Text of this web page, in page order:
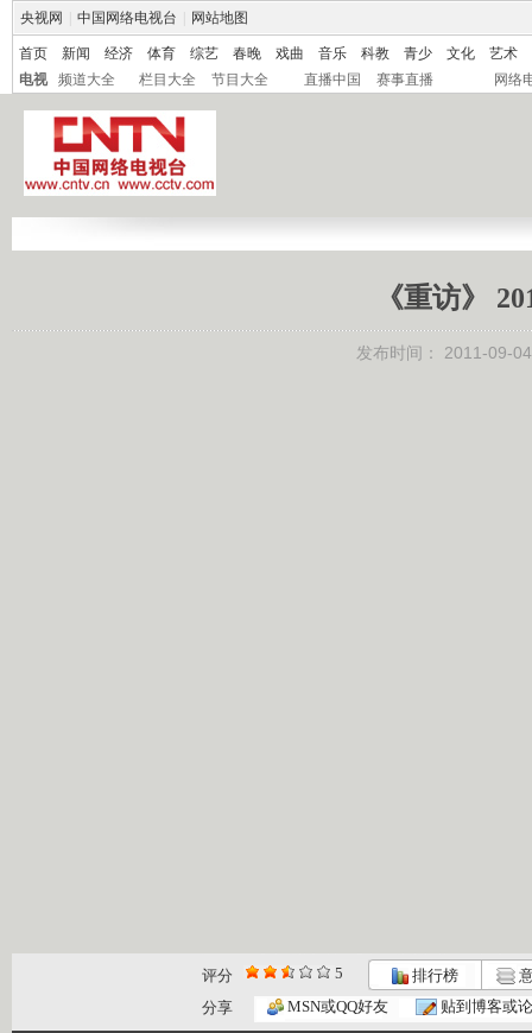
央视网 中国网络电视台 网站地图
首页 新闻 经济 体育 综艺 春晚 戏曲 音乐 科教 青少 文化
艺术
电视
频道大全 栏目大全 节目大全 直播中国 赛事直播 网络
《重访》
发布时间： 2011-09-
评分 5 排行榜
分享
MSN或QQ好友 贴到博客或